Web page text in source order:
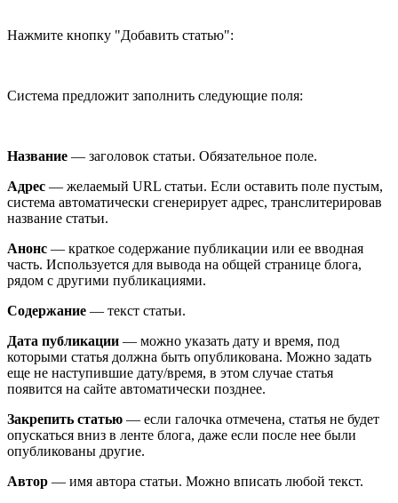
Нажмите кнопку "Добавить статью":
Система предложит заполнить следующие поля:
Название — заголовок статьи. Обязательное поле.
Адрес — желаемый URL статьи. Если оставить поле пустым,
система автоматически сгенерирует адрес, транслитерировав
название статьи.
Анонс — краткое содержание публикации или ее вводная
часть. Используется для вывода на общей странице блога,
рядом с другими публикациями.
Содержание — текст статьи.
Дата публикации — можно указать дату и время, под
которыми статья должна быть опубликована. Можно задать
еще не наступившие дату/время, в этом случае статья
появится на сайте автоматически позднее.
Закрепить статью — если галочка отмечена, статья не будет
опускаться вниз в ленте блога, даже если после нее были
опубликованы другие.
Автор — имя автора статьи. Можно вписать любой текст.